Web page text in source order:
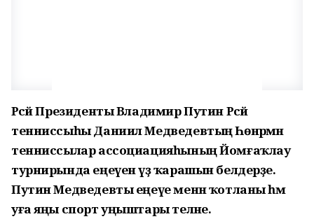
Рәсәй Президенты Владимир Путин Рәсәй
тенниссыһы Даниил Медведевтың Һөнәрмән
тенниссылар ассоциацияһының Йомғаҡлау
турнирында еңеүенә үҙ ҡарашын белдерҙе.
Путин Медведевты еңеүе менән ҡотланы һәм
уға яңы спорт уңыштары теләне.